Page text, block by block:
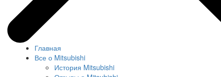
Главная
Все о Mitsubishi
История Mitsubishi